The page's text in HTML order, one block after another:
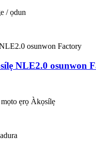
/ ọdun
NLE2.0 osunwon
ẹrọ Àkọsílẹ